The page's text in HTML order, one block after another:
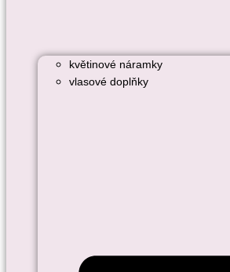
květinové náramky
vlasové doplňky